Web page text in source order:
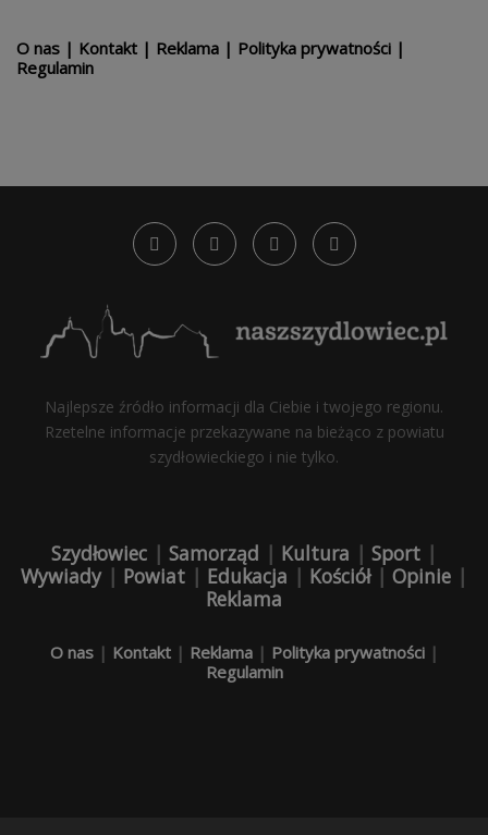
O nas | Kontakt | Reklama | Polityka prywatności |
Regulamin
Najlepsze źródło informacji dla Ciebie i twojego regionu.
Rzetelne informacje przekazywane na bieżąco z powiatu
szydłowieckiego i nie tylko.
Szydłowiec | Samorząd | Kultura | Sport |
Wywiady| Powiat | Edukacja | Kościół| Opinie |
Reklama
O nas| Kontakt| Reklama| Polityka prywatności|
Regulamin